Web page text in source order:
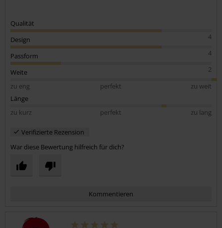
Qualität
4
Design
4
Passform
2
Weite
zu eng
perfekt
zu weit
Länge
zu kurz
perfekt zu lang
Verifizierte Rezension
War diese Bewertung hilfreich für dich?
Kommentieren